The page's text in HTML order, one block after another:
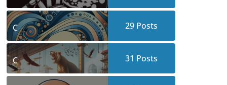
C 29 Posts
C 31 Posts